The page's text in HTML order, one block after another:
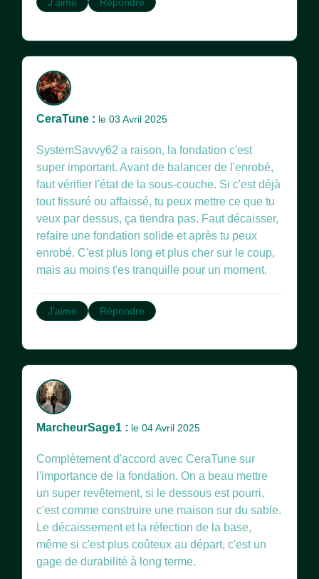
CeraTune : le 03 Avril 2025
SystemSavvy62 a raison, la fondation c'est
super important. Avant de balancer de l'enrobé,
faut vérifier l'état de la sous-couche. Si c'est déjà
tout fissuré ou affaissé, tu peux mettre ce que tu
veux par dessus, ça tiendra pas. Faut décaisser,
refaire une fondation solide et après tu peux
enrobé. C'est plus long et plus cher sur le coup,
mais au moins t'es tranquille pour un moment.
J'aime Répondre
MarcheurSage1 : le 04 Avril 2025
Complètement d'accord avec CeraTune sur
l'importance de la fondation. On a beau mettre
un super revêtement, si le dessous est pourri,
c'est comme construire une maison sur du sable.
Le décaissement et la réfection de la base,
même si c'est plus coûteux au départ, c'est un
gage de durabilité à long terme.